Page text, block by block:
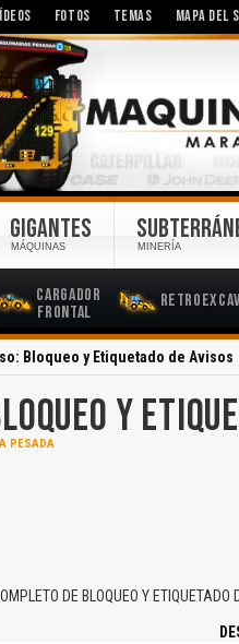
FOTOS TEMAS MAPA DEL
Cargador
Frontal
GIGANTES
MÁQUINAS MINERÍA
Bloqueo y Etiquetado de Avisos
Y
PESADA
DE BLOQUEO Y ETIQUETADO